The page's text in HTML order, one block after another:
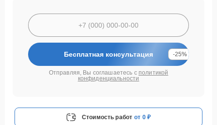
Бесплатная консультация -25%
Отправляя, Вы соглашаетесь с политикой
конфиденциальности
Стоимость работ от 0 ₽